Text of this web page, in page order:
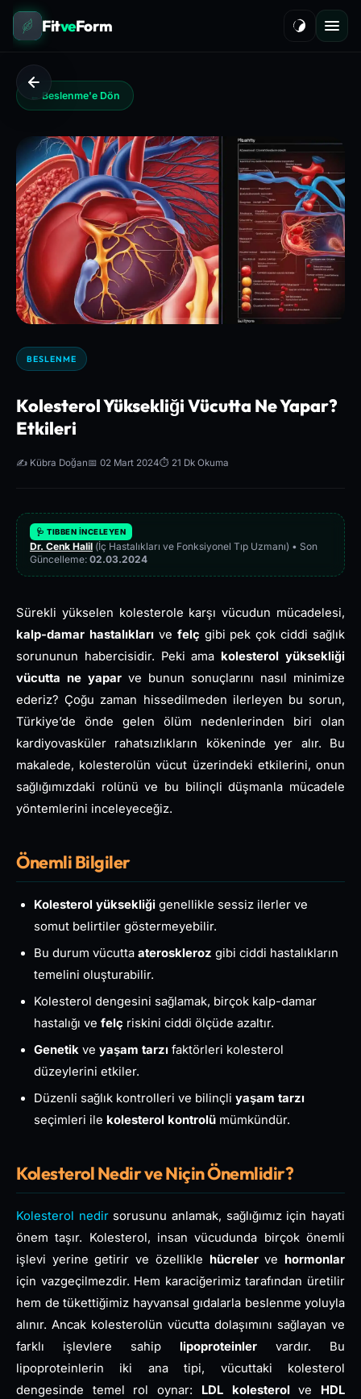
FitveForm
← Beslenme'e Dön
BESLENME
Kolesterol Yüksekliği Vücutta Ne Yapar?
Etkileri
✍️ Kübra Doğan📅 02 Mart 2024⏱️ 21 Dk Okuma
🩺 TIBBEN İNCELEYEN
Dr. Cenk Halil (İç Hastalıkları ve Fonksiyonel Tıp Uzmanı) • Son
Güncelleme: 02.03.2024
Sürekli yükselen kolesterole karşı vücudun mücadelesi,
kalp-damar hastalıkları ve felç gibi pek çok ciddi sağlık
sorununun habercisidir. Peki ama kolesterol yüksekliği
vücutta ne yapar ve bunun sonuçlarını nasıl minimize
ederiz? Çoğu zaman hissedilmeden ilerleyen bu sorun,
Türkiye’de önde gelen ölüm nedenlerinden biri olan
kardiyovasküler rahatsızlıkların kökeninde yer alır. Bu
makalede, kolesterolün vücut üzerindeki etkilerini, onun
sağlığımızdaki rolünü ve bu bilinçli düşmanla mücadele
yöntemlerini inceleyeceğiz.
Önemli Bilgiler
Kolesterol yüksekliği genellikle sessiz ilerler ve
somut belirtiler göstermeyebilir.
Bu durum vücuttaateroskleroz gibi ciddi hastalıkların
temelini oluşturabilir.
Kolesterol dengesini sağlamak, birçok kalp-damar
hastalığı vefelç riskini ciddi ölçüde azaltır.
Genetik veyaşam tarzı faktörleri kolesterol
düzeylerini etkiler.
Düzenli sağlık kontrolleri ve bilinçliyaşam tarzı
seçimleri ile kolesterol kontrolü mümkündür.
Kolesterol Nedir ve Niçin Önemlidir?
Kolesterol nedirsorusunu anlamak, sağlığımız için hayati
önem taşır. Kolesterol, insan vücudunda birçok önemli
işlevi yerine getirir ve özellikle hücrelerve hormonlar
için vazgeçilmezdir. Hem karaciğerimiz tarafından üretilir
hem de tükettiğimiz hayvansal gıdalarla beslenme yoluyla
alınır. Ancak kolesterolün vücutta dolaşımını sağlayan ve
farklı işlevlere sahip lipoproteinler vardır. Bu
lipoproteinlerin iki ana tipi, vücuttaki kolesterol
dengesinde temel rol oynar: LDL kolesterol ve HDL